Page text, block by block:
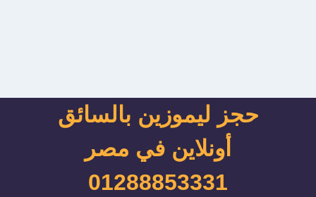
حجز ليموزين بالسائق
أونلاين في مصر
01288853331